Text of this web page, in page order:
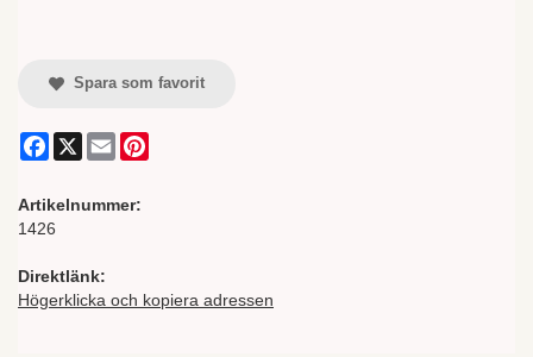
Spara som favorit
Facebook
X Email
Artikelnummer:
1426
Direktlänk:
Högerklicka och kopiera adressen